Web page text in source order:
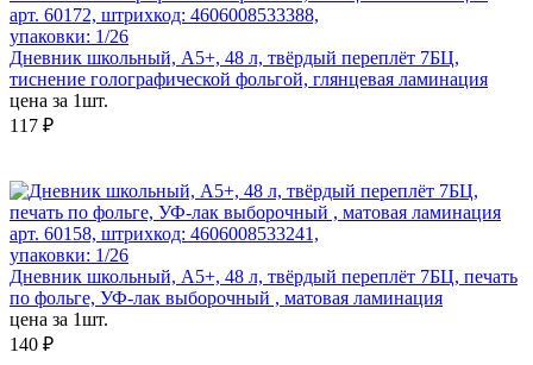
арт. 60172, штрихкод: 4606008533388,
упаковки: 1/26
Дневник школьный, А5+, 48 л, твёрдый переплёт 7БЦ,
тиснение голографической фольгой, глянцевая ламинация
цена за 1шт.
117 ₽
арт. 60158, штрихкод: 4606008533241,
упаковки: 1/26
Дневник школьный, А5+, 48 л, твёрдый переплёт 7БЦ, печать
по фольге, УФ-лак выборочный , матовая ламинация
цена за 1шт.
140 ₽